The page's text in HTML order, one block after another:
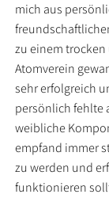
mich aus
zu einem
Atomverein
sehr erfolgreich
persönlich fehlte
weibliche
empfand immer
zu werden und
funktionieren